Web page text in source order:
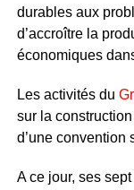
durables aux
d’accroître la
économiques
Les activités du
sur la
d’une convention
A ce jour, ses